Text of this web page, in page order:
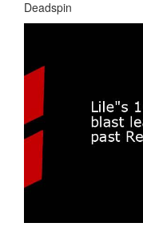
Deadspin